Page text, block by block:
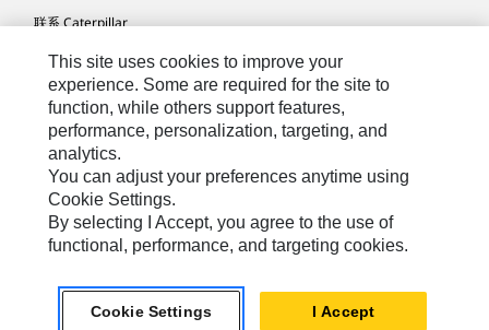
联系 Caterpillar
我的营销首选项
站点地图
Cookie Settings
法律
隐私
Africa, Middle East ‧ Chinese© 2026 Caterpillar. 保留所有权利
This site uses cookies to improve your
experience. Some are required for the site to
function, while others support features,
performance, personalization, targeting, and
analytics.
You can adjust your preferences anytime using
Cookie Settings.
By selecting I Accept, you agree to the use of
functional, performance, and targeting cookies.
Cookie Settings I Accept